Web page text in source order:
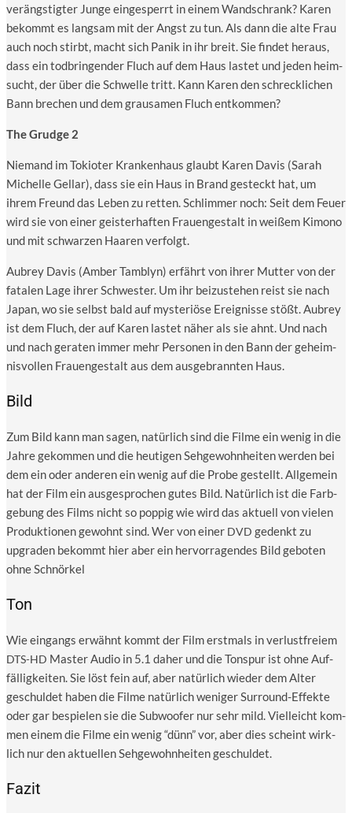
ver­ängs­tig­ter Jun­ge ein­ge­sperrt in einem Wand­schrank? Karen
bekommt es lang­sam mit der Angst zu tun. Als dann die alte Frau
auch noch stirbt, macht sich Panik in ihr breit. Sie fin­det her­aus,
dass ein tod­brin­gen­der Fluch auf dem Haus las­tet und jeden heim­
sucht, der über die Schwel­le tritt. Kann Karen den schreck­li­chen
Bann bre­chen und dem grau­sa­men Fluch entkommen?
The Grudge 2
Nie­mand im Tokio­ter Kran­ken­haus glaubt Karen Davis (Sarah
Michel­le Gel­lar), dass sie ein Haus in Brand gesteckt hat, um
ihrem Freund das Leben zu ret­ten. Schlim­mer noch: Seit dem Feu­er
wird sie von einer geis­ter­haf­ten Frau­en­ge­stalt in wei­ßem Kimo­no
und mit schwar­zen Haa­ren verfolgt.
Aubrey Davis (Amber Tam­blyn) erfährt von ihrer Mut­ter von der
fata­len Lage ihrer Schwes­ter. Um ihr bei­zu­ste­hen reist sie nach
Japan, wo sie selbst bald auf mys­te­riö­se Ereig­nis­se stößt. Aubrey
ist dem Fluch, der auf Karen las­tet näher als sie ahnt. Und nach
und nach gera­ten immer mehr Per­so­nen in den Bann der geheim­
nis­vol­len Frau­en­ge­stalt aus dem aus­ge­brann­ten Haus.
Bild
Zum Bild kann man sagen, natür­lich sind die Fil­me ein wenig in die
Jah­re gekom­men und die heu­ti­gen Seh­ge­wohn­hei­ten wer­den bei
dem ein oder ande­ren ein wenig auf die Pro­be gestellt. All­ge­mein
hat der Film ein aus­ge­spro­chen gutes Bild. Natür­lich ist die Farb­
ge­bung des Films nicht so pop­pig wie wird das aktu­ell von vie­len
Pro­duk­tio­nen gewohnt sind. Wer von einer DVD gedenkt zu
upgraden bekommt hier aber ein her­vor­ra­gen­des Bild gebo­ten
ohne Schnörkel
Ton
Wie ein­gangs erwähnt kommt der Film erst­mals in ver­lust­frei­em
DTS-HD Mas­ter Audio in 5.1 daher und die Ton­spur ist ohne Auf­
fäl­lig­kei­ten. Sie löst fein auf, aber natür­lich wie­der dem Alter
geschul­det haben die Fil­me natür­lich weni­ger Sur­round-Effek­te
oder gar bespie­len sie die Sub­woo­fer nur sehr mild. Viel­leicht kom­
men einem die Fil­me ein wenig “dünn” vor, aber dies scheint wirk­
lich nur den aktu­el­len Seh­ge­wohn­hei­ten geschuldet.
Fazit